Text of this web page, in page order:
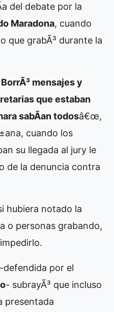
del debate por la
Maradona, cuando
que grabÃ³ durante la
mensajes y
que estaban
sabÃ­an todosâ€œ,
cuando los
su llegada al jury le
de la denuncia contra
hubiera notado la
o personas grabando,
defendida por el
- subrayÃ³ que incluso
presentada